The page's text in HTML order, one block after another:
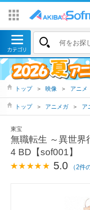
トップ ＞ 映像 ＞ アニメ
トップ ＞ アニメガ ＞ ア
東宝
無職転生 ～異世界
4 BD【sof001】
5.0 （2件